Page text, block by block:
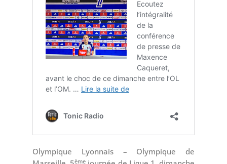
Olympique Lyonnais – Olympique de
ème